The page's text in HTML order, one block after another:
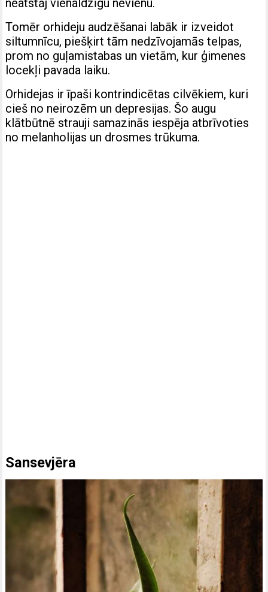
Tomēr orhideju audzēšanai labāk ir izveidot
siltumnīcu, piešķirt tām nedzīvojamās telpas,
prom no guļamistabas un vietām, kur ģimenes
locekļi pavada laiku.
Orhidejas ir īpaši kontrindicētas cilvēkiem, kuri
cieš no neirozēm un depresijas. Šo augu
klātbūtnē strauji samazinās iespēja atbrīvoties
no melanholijas un drosmes trūkuma.
Sansevjēra